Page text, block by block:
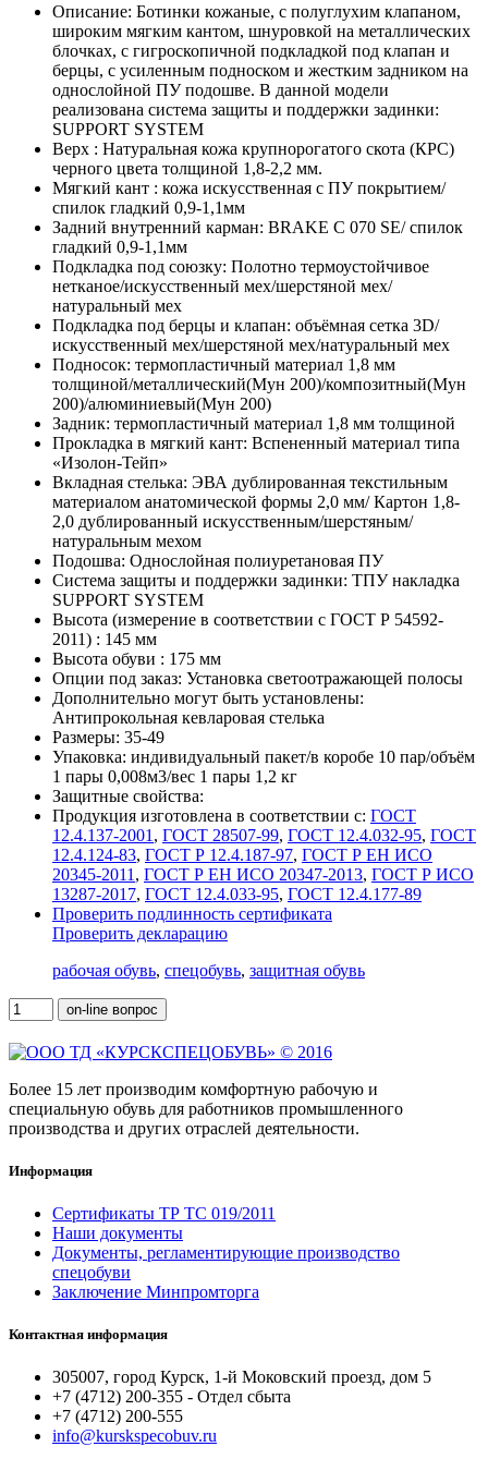
Описание: Ботинки кожаные, с полуглухим клапаном,
широким мягким кантом, шнуровкой на металлических
блочках, с гигроскопичной подкладкой под клапан и
берцы, с усиленным подноском и жестким задником на
однослойной ПУ подошве. В данной модели
реализована система защиты и поддержки задинки:
SUPPORT SYSTEM
Верх : Натуральная кожа крупнорогатого скота (КРС)
черного цвета толщиной 1,8-2,2 мм.
Мягкий кант : кожа искусственная с ПУ покрытием/
спилок гладкий 0,9-1,1мм
Задний внутренний карман: BRAKE C 070 SE/ спилок
гладкий 0,9-1,1мм
Подкладка под союзку: Полотно термоустойчивое
нетканое/искусственный мех/шерстяной мех/
натуральный мех
Подкладка под берцы и клапан: объёмная сетка 3D/
искусственный мех/шерстяной мех/натуральный мех
Подносок: термопластичный материал 1,8 мм
толщиной/металлический(Мун 200)/композитный(Мун
200)/алюминиевый(Мун 200)
Задник: термопластичный материал 1,8 мм толщиной
Прокладка в мягкий кант: Вспененный материал типа
«Изолон-Тейп»
Вкладная стелька: ЭВА дублированная текстильным
материалом анатомической формы 2,0 мм/ Картон 1,8-
2,0 дублированный искусственным/шерстяным/
натуральным мехом
Подошва: Однослойная полиуретановая ПУ
Система защиты и поддержки задинки: ТПУ накладка
SUPPORT SYSTEM
Высота (измерение в соответствии с ГОСТ Р 54592-
2011) : 145 мм
Высота обуви : 175 мм
Опции под заказ: Установка светоотражающей полосы
Дополнительно могут быть установлены:
Антипрокольная кевларовая стелька
Размеры: 35-49
Упаковка: индивидуальный пакет/в коробе 10 пар/объём
1 пары 0,008м3/вес 1 пары 1,2 кг
Защитные свойства:
Продукция изготовлена в соответствии с: ГОСТ
12.4.137-2001 , ГОСТ 28507-99, ГОСТ 12.4.032-95, ГОСТ
12.4.124-83, ГОСТ Р 12.4.187-97, ГОСТ Р ЕН ИСО
20345-2011 , ГОСТ Р ЕН ИСО 20347-2013, ГОСТ Р ИСО
13287-2017, ГОСТ 12.4.033-95, ГОСТ 12.4.177-89
Проверить подлинность сертификата
Проверить декларацию
рабочая обувь, спецобувь, защитная обувь
on-line вопрос
Более 15 лет производим комфортную рабочую и
специальную обувь для работников промышленного
производства и других отраслей деятельности.
Информация
Сертификаты ТР ТС 019/2011
Наши документы
Документы, регламентирующие производство
спецобуви
Заключение Минпромторга
Контактная информация
305007, город Курск, 1-й Моковский проезд, дом 5
+7 (4712) 200-355 - Отдел сбыта
+7 (4712) 200-555
info@kurskspecobuv.ru